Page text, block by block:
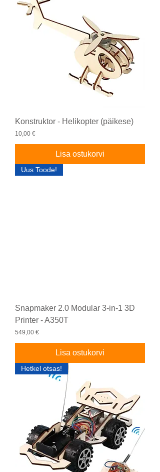
Konstruktor - Helikopter (päikese)
Price
10,00 €
Lisa ostukorvi
Uus Toode!
Snapmaker 2.0 Modular 3-in-1 3D
Printer - A350T
Price
549,00 €
Lisa ostukorvi
Hetkel otsas!